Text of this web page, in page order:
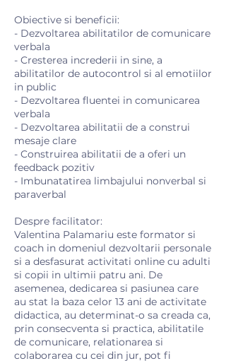
Obiective si beneficii:
- Dezvoltarea abilitatilor de comunicare
verbala
- Cresterea increderii in sine, a
abilitatilor de autocontrol si al emotiilor
in public
- Dezvoltarea fluentei in comunicarea
verbala
- Dezvoltarea abilitatii de a construi
mesaje clare
- Construirea abilitatii de a oferi un
feedback pozitiv
- Imbunatatirea limbajului nonverbal si
paraverbal
Despre facilitator:
Valentina Palamariu este formator si
coach in domeniul dezvoltarii personale
si a desfasurat activitati online cu adulti
si copii in ultimii patru ani. De
asemenea, dedicarea si pasiunea care
au stat la baza celor 13 ani de activitate
didactica, au determinat-o sa creada ca,
prin consecventa si practica, abilitatile
de comunicare, relationarea si
colaborarea cu cei din jur, pot fi